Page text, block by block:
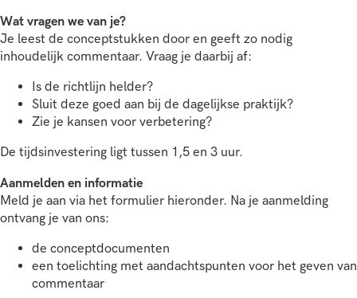
Wat vragen we van je?
Je leest de conceptstukken door en geeft zo nodig
inhoudelijk commentaar. Vraag je daarbij af:
Is de richtlijn helder?
Sluit deze goed aan bij de dagelijkse praktijk?
Zie je kansen voor verbetering?
De tijdsinvestering ligt tussen 1,5 en 3 uur.
Aanmelden en informatie
Meld je aan via het formulier hieronder. Na je aanmelding
ontvang je van ons:
de conceptdocumenten
een toelichting met aandachtspunten voor het geven van
commentaar